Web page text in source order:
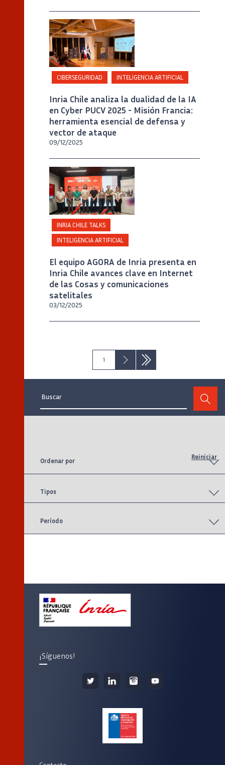
Crédito
Inria Chile / Foto Julia Allirot
CIBERSEGURIDAD INTELIGENCIA ARTIFICIAL
Inria Chile analiza la dualidad de la IA
en Cyber PUCV 2025 - Misión Francia:
herramienta esencial de defensa y
vector de ataque
09/12/2025
Crédito
Créditos Inria Chile / Foto Alejandro
Chaparro
INRIA CHILE TALKS
INTELIGENCIA ARTIFICIAL
El equipo AGORA de Inria presenta en
Inria Chile avances clave en Internet
de las Cosas y comunicaciones
satelitales
03/12/2025
Página
1
Siguiente
›
Última
Último
»
Ordenar por
Tipos
Período
Reiniciar
¡Síguenos!